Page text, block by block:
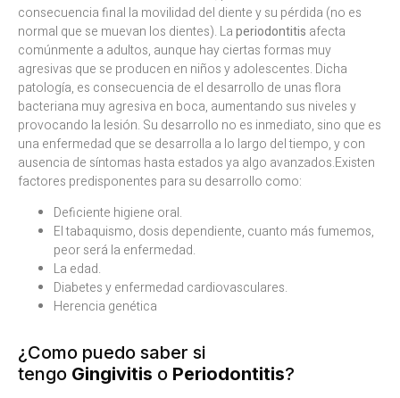
consecuencia final la movilidad del diente y su pérdida (no es
normal que se muevan los dientes). Laperiodontitis afecta
comúnmente a adultos, aunque hay ciertas formas muy
agresivas que se producen en niños y adolescentes. Dicha
patología, es consecuencia de el desarrollo de unas flora
bacteriana muy agresiva en boca, aumentando sus niveles y
provocando la lesión. Su desarrollo no es inmediato, sino que es
una enfermedad que se desarrolla a lo largo del tiempo, y con
ausencia de síntomas hasta estados ya algo avanzados.Existen
factores predisponentes para su desarrollo como:
Deficiente higiene oral.
El tabaquismo, dosis dependiente, cuanto más fumemos,
peor será la enfermedad.
La edad.
Diabetes y enfermedad cardiovasculares.
Herencia genética
¿Como puedo saber si
tengo Gingivitis o Periodontitis?